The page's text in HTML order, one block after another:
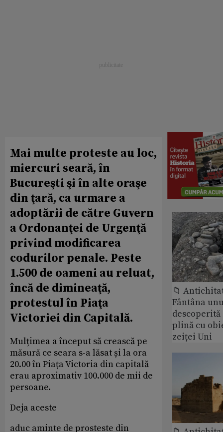
Mai multe proteste au loc,
miercuri seară, în
Bucureşti şi în alte oraşe
din ţară, ca urmare a
adoptării de către Guvern
a Ordonanţei de Urgenţă
privind modificarea
codurilor penale. Peste
1.500 de oameni au reluat,
încă de dimineaţă,
protestul în Piaţa
Victoriei din Capitală.
Mulțimea a început să crească pe
măsură ce seara s-a lăsat și la ora
20.00 în Piața Victoria din capitală
erau aproximativ 100.000 de mii de
persoane.
Deja aceste
aduc aminte de prosteste din
📁
Fântâna
plină cu
zeiței Uni